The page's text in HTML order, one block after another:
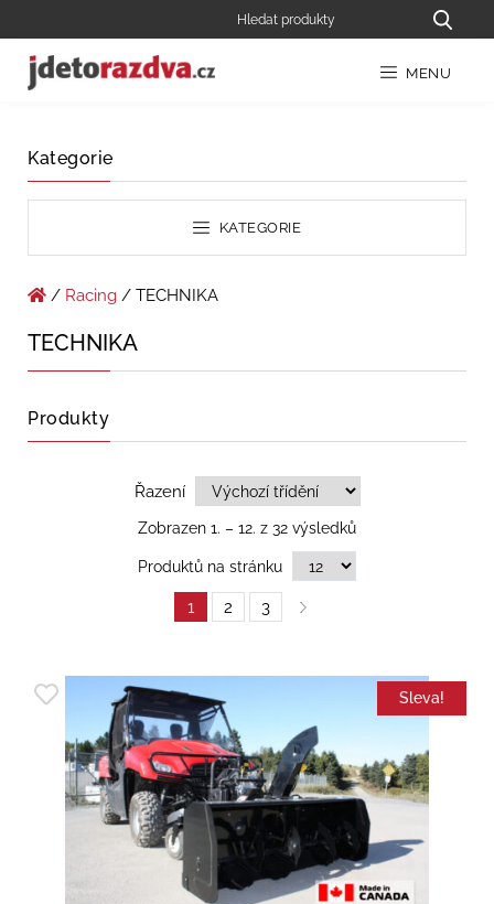
MENU
Kategorie
KATEGORIE
/ Racing / TECHNIKA
TECHNIKA
Produkty
Řazení
Zobrazen 1. – 12. z 32 výsledků
Produktů na stránku
1 2 3
Sleva!